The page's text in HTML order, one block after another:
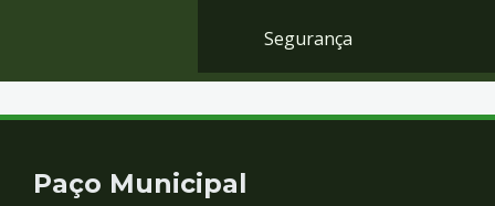
Segurança
Contato
Paço Municipal